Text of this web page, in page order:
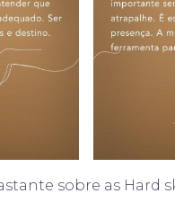
sobre as Hard